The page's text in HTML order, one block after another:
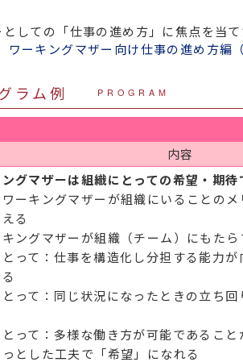
しての「仕事の進め方」に焦点を当
ーキングマザー向け仕事の進め方編（
ラム例 PROGRAM
内容
グマザーは組織にとっての希望・期待
ワーキングマザーが組織にいることの
る
キングマザーが組織（チーム）にもた
って：仕事を構造化し分担する能力が
って：同じ状況になったときの立ち回
って：多様な働き方が可能であること
っとした工夫で「希望」になれる